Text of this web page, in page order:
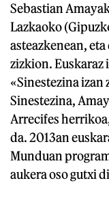
Sebastian
Lazkaoko
asteazkenean,
zizkion. Euskaraz
«Sinestezina izan
Sinestezina,
Arrecifes
da. 2013an
Munduan
aukera oso gutxi